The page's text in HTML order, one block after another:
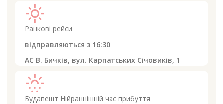
light_mode
Ранкові рейси
відправляються з 16:30
АС В. Бичків, вул. Карпатських Січовиків, 1
sunny_snowing
Будапешт Нійраннішній час прибуття